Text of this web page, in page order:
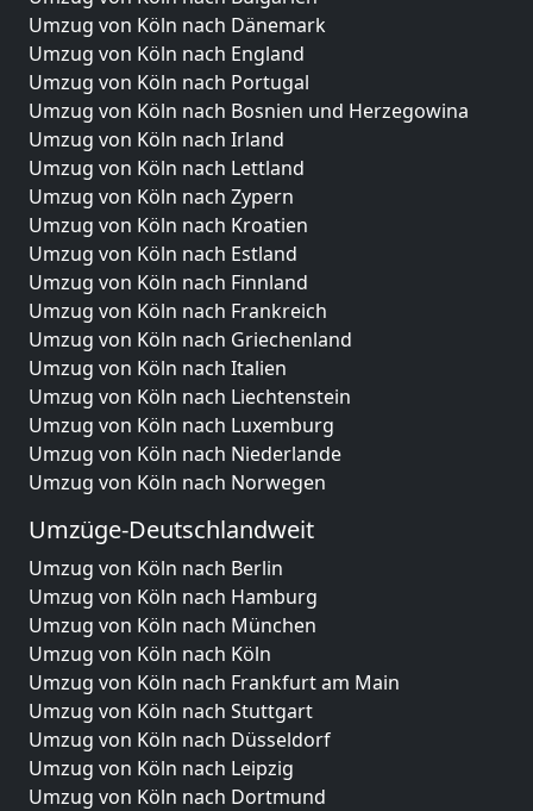
Umzug von Köln nach Dänemark
Umzug von Köln nach England
Umzug von Köln nach Portugal
Umzug von Köln nach Bosnien und Herzegowina
Umzug von Köln nach Irland
Umzug von Köln nach Lettland
Umzug von Köln nach Zypern
Umzug von Köln nach Kroatien
Umzug von Köln nach Estland
Umzug von Köln nach Finnland
Umzug von Köln nach Frankreich
Umzug von Köln nach Griechenland
Umzug von Köln nach Italien
Umzug von Köln nach Liechtenstein
Umzug von Köln nach Luxemburg
Umzug von Köln nach Niederlande
Umzug von Köln nach Norwegen
Umzüge-Deutschlandweit
Umzug von Köln nach Berlin
Umzug von Köln nach Hamburg
Umzug von Köln nach München
Umzug von Köln nach Köln
Umzug von Köln nach Frankfurt am Main
Umzug von Köln nach Stuttgart
Umzug von Köln nach Düsseldorf
Umzug von Köln nach Leipzig
Umzug von Köln nach Dortmund